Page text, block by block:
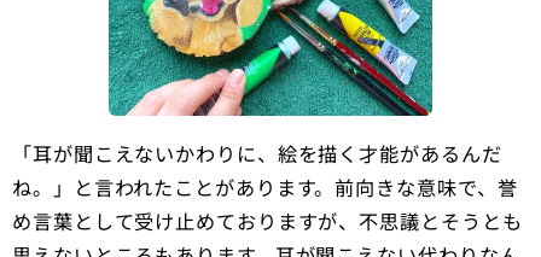
「耳が聞こえないかわりに、絵を描く才能があるんだ
ね。」と言われたことがあります。前向きな意味で、誉
め言葉として受け止めておりますが、不思議とそうとも